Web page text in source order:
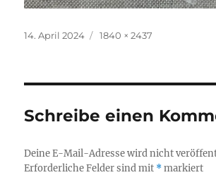
Veröffentlicht
14. April 2024 Originalgröße
1840 × 2437
Schreibe einen
Deine E-Mail-Adresse wird nicht
Erforderliche Felder sind mit *markiert